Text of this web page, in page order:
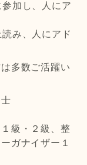
加し、人にア
み、人にアド
多数ご活躍い
級・２級、整
ガナイザー１